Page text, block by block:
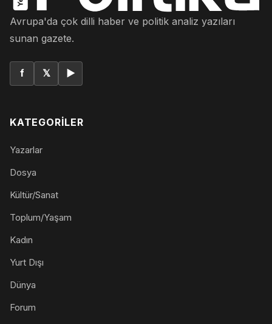
Avrupa'da çok dilli haber ve politik analiz yazıları
sunan gazete.
f 𝕏 ▶
KATEGORILER
Yazarlar
Dosya
Kültür/Sanat
Toplum/Yaşam
Kadın
Yurt Dışı
Dünya
Forum